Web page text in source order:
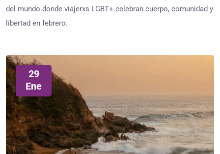
del mundo donde viajerxs LGBT+ celebran cuerpo, comunidad y
libertad en febrero.
29
Ene